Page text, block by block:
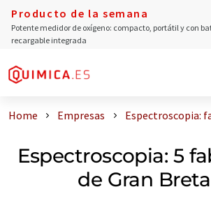
Producto de la semana
Potente medidor de oxígeno: compacto, portátil y con
recargable integrada
Home Empresas Espectroscopia:
Espectroscopia: 5
de Gran